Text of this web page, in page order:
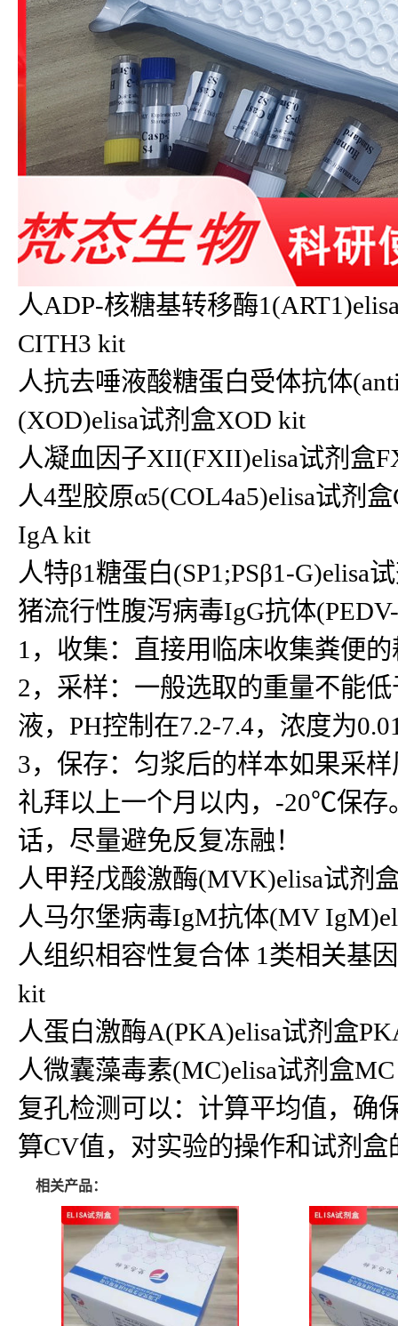
人ADP-核糖基转移酶
CITH3 kit
人抗去唾液酸糖蛋白受体抗体
(XOD)elisa试剂盒XOD kit
人凝血因子XII(FXII)elisa试剂盒
人4型胶原α5(COL4a5)elisa试剂
IgA kit
人特β1糖蛋白(SP1;PSβ1-G)elisa
猪流行性腹泻病毒IgG抗体
1，收集：直接用临床收集粪便
2，采样：一般选取的重量不能
液，PH控制在7.2-7.4，浓度为
3，保存：匀浆后的样本如果采
礼拜以上一个月以内，-20℃保存
话，尽量避免反复冻融！
人甲羟戊酸激酶(MVK)elisa试剂
人马尔堡病毒IgM抗体(MV
人组织相容性复合体 1类相关基
kit
人蛋白激酶A(PKA)elisa试剂盒
人微囊藻毒素(MC)elisa试剂盒
复孔检测可以：计算平均值，确
算CV值，对实验的操作和试剂
相关产品：